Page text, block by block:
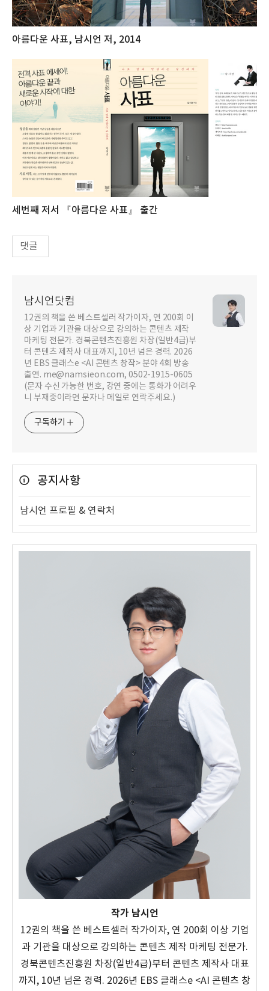
아름다운 사표, 남시언 저, 2014
세번째 저서 『아름다운 사표』 출간
댓글
남시언닷컴
12권의 책을 쓴 베스트셀러 작가이자, 연 200회 이
상 기업과 기관을 대상으로 강의하는 콘텐츠 제작
마케팅 전문가. 경북콘텐츠진흥원 차장(일반4급)부
터 콘텐츠 제작사 대표까지, 10년 넘은 경력. 2026
년 EBS 클래스e <AI 콘텐츠 창작> 분야 4회 방송
출연. me@namsieon.com, 0502-1915-0605
(문자 수신 가능한 번호, 강연 중에는 통화가 어려우
니 부재중이라면 문자나 메일로 연락주세요.)
구독하기
공지사항
남시언 프로필 & 연락처
작가 남시언
12권의 책을 쓴 베스트셀러 작가이자, 연 200회 이상 기업
과 기관을 대상으로 강의하는 콘텐츠 제작 마케팅 전문가.
경북콘텐츠진흥원 차장(일반4급)부터 콘텐츠 제작사 대표
까지, 10년 넘은 경력. 2026년 EBS 클래스e <AI 콘텐츠 창